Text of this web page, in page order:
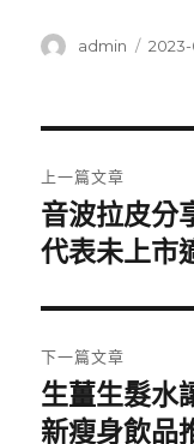
作
admin
發
2023-
章
導
覽
上一篇文章
上
一
文
章:
音波拉皮分
代表未上市
下一篇文章
下
一
生薑生髮水
新瘦身飲品